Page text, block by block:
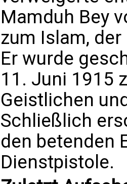
Mamduh Bey
zum Islam,
Er wurde
11. Juni 1915
Geistlichen
Schließlich
den betenden
Dienstpistole.